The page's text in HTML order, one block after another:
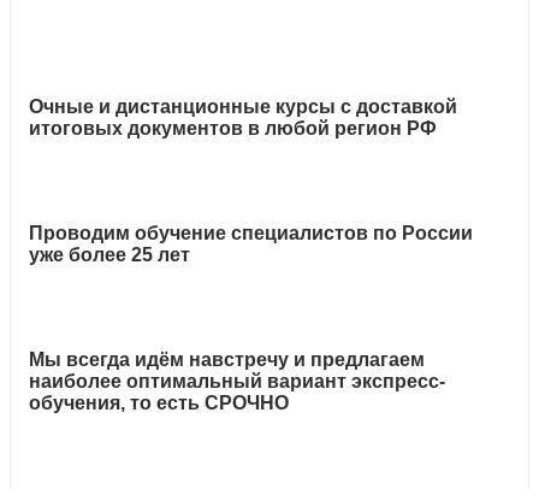
Очные и дистанционные курсы с доставкой
итоговых документов в любой регион РФ
Проводим обучение специалистов по России
уже более 25 лет
Мы всегда идём навстречу и предлагаем
наиболее оптимальный вариант экспресс-
обучения, то есть СРОЧНО